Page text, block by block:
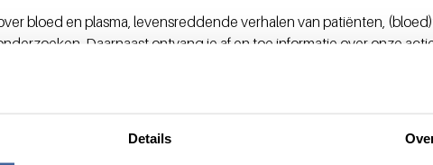
Details
bloed en plasma, levensreddende verhalen van patiënten,
Daarnaast ontvang je af en toe informatie over onze
donorevents. Zo blijf je goed op de hoogte. Ben je nog niet